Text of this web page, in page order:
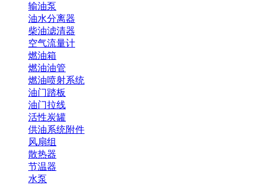
输油泵
油水分离器
柴油滤清器
空气流量计
燃油箱
燃油油管
燃油喷射系统
油门踏板
油门拉线
活性炭罐
供油系统附件
风扇组
散热器
节温器
水泵